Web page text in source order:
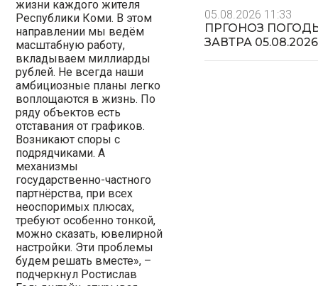
жизни каждого жителя
Республики Коми. В этом
направлении мы ведём
масштабную работу,
вкладываем миллиарды
рублей. Не всегда наши
амбициозные планы легко
воплощаются в жизнь. По
ряду объектов есть
отставания от графиков.
Возникают споры с
подрядчиками. А
механизмы
государственно-частного
партнёрства, при всех
неоспоримых плюсах,
требуют особенно тонкой,
можно сказать, ювелирной
настройки. Эти проблемы
будем решать вместе», –
подчеркнул Ростислав
05.08.2026 11:33
ПРГОНОЗ
ЗАВТРА 05.08.2026